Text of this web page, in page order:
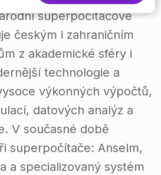
superpočítačové
českým i zahraničním
z akademické sféry i
technologie a
výkonných výpočtů,
datových analýz a
V současné době
superpočítače: Anselm,
a specializovaný systém